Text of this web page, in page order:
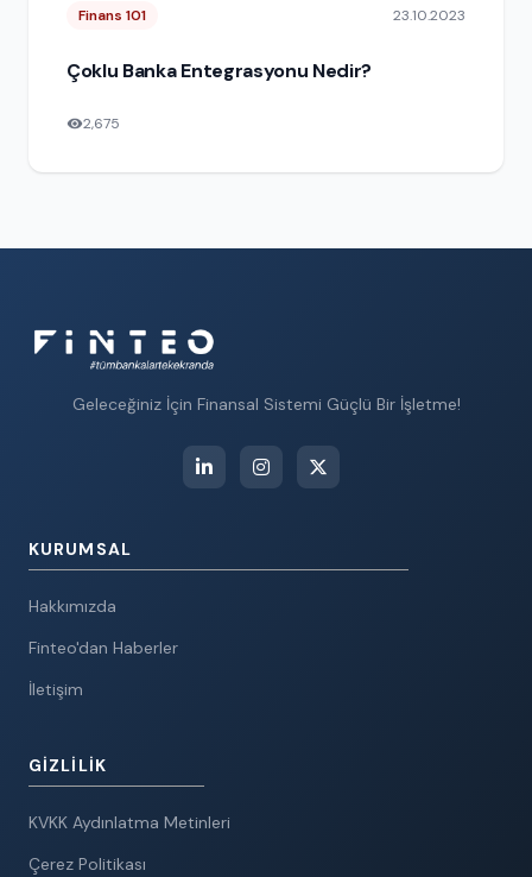
Finans 101 23.10.2023
Çoklu Banka Entegrasyonu Nedir?
2,675
Geleceğiniz İçin Finansal Sistemi Güçlü Bir İşletme!
KURUMSAL
Hakkımızda
Finteo'dan Haberler
İletişim
GIZLILIK
KVKK Aydınlatma Metinleri
Çerez Politikası